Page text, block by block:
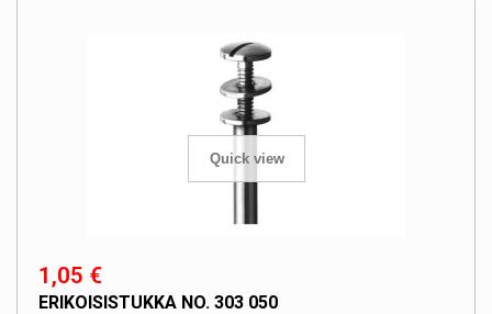
Quick view
1,05 €
ERIKOISISTUKKA NO. 303 050